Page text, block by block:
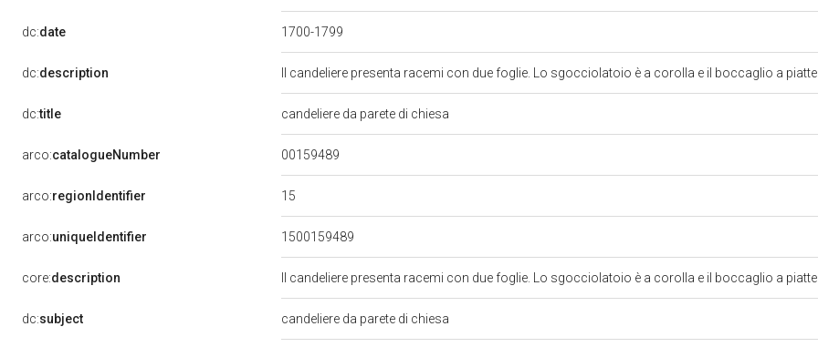
dc:date 1700-1799
dc:description Il candeliere presenta racemi con due foglie. Lo sgocciolatoio è a corolla e il boccaglio a
dc:title candeliere da parete di chiesa
arco:catalogueNumber 00159489
arco:regionIdentifier 15
arco:uniqueIdentifier 1500159489
core:description Il candeliere presenta racemi con due foglie. Lo sgocciolatoio è a corolla e il boccaglio a
dc:subject candeliere da parete di chiesa